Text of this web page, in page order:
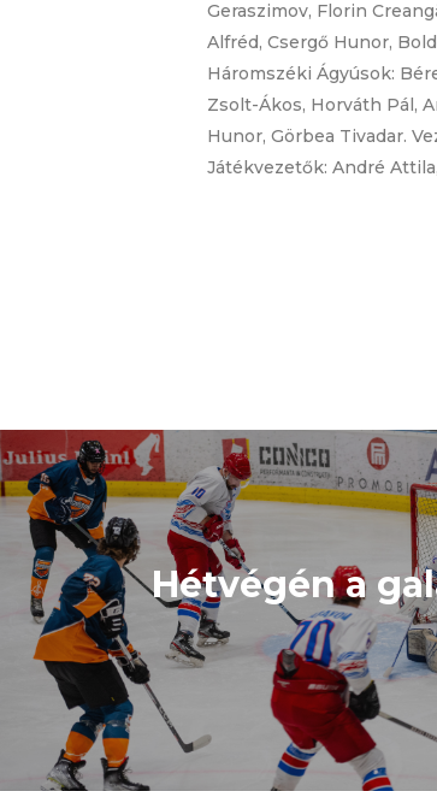
Geraszimov, Florin
Alfréd, Csergő Hunor,
Háromszéki Ágyúsok:
Zsolt-Ákos, Horváth Pál,
Hunor, Görbea Tivadar.
Játékvezetők: André
Hétvégén a